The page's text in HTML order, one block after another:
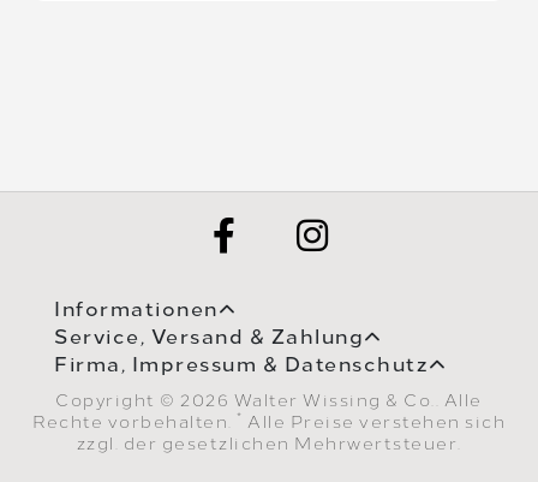
Informationen
Service, Versand & Zahlung
Firma, Impressum & Datenschutz
Copyright © 2026 Walter Wissing & Co.. Alle
Rechte vorbehalten.
* Alle Preise verstehen sich
zzgl. der gesetzlichen Mehrwertsteuer.